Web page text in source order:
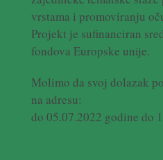
vrstama i promoviranju
Projekt je sufinanciran
fondova Europske unije.
Molimo da svoj dolazak
na adresu:
do 05.07.2022 godine do